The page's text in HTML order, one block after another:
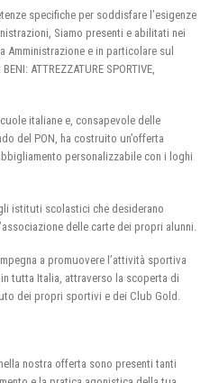
specifiche per soddisfare l’esigenze
Siamo presenti e abilitati nei
e in particolare sul
ATTREZZATURE SPORTIVE,
italiane e, consapevole delle
del PON, ha costruito un’offerta
personalizzabile con i loghi
istituti scolastici che desiderano
delle carte dei propri alunni.
a promuovere l’attività sportiva
tutta Italia, attraverso la scoperta di
dei propri sportivi e dei Club Gold.
nostra offerta sono presenti tanti